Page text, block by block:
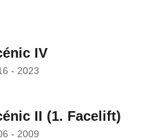
IV
- 2023
II (1. Facelift)
- 2009